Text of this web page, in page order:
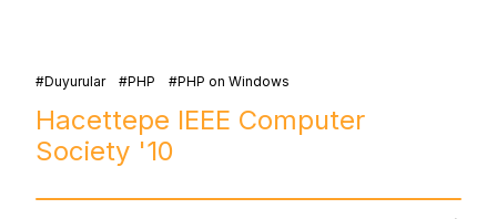
Duyurular PHP PHP on Windows
Hacettepe IEEE Computer
Society '10